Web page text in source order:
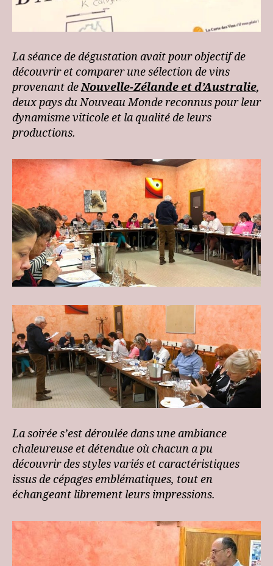
La séance de dégustation avait pour objectif de
découvrir et comparer une sélection de vins
provenant deNouvelle-Zélande et d’Australie,
deux pays du Nouveau Monde reconnus pour leur
dynamisme viticole et la qualité de leurs
productions.
La soirée s’est déroulée dans une ambiance
chaleureuse et détendue où chacun a pu
découvrir des styles variés et caractéristiques
issus de cépages emblématiques, tout en
échangeant librement leurs impressions.